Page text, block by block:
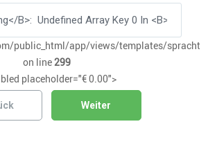
public_html/app/views/templates/
on line299
placeholder="€ 0.00">
Weiter